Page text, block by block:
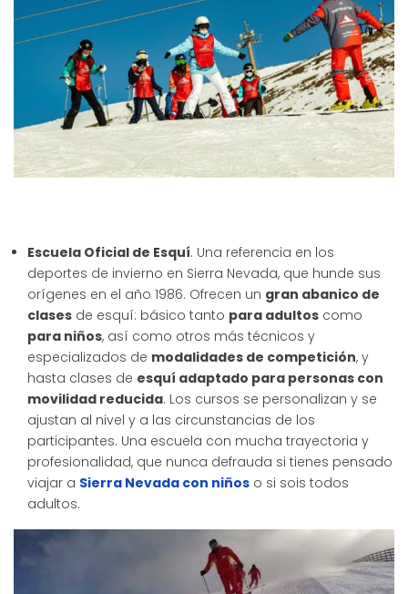
Escuela Oficial de Esquí. Una referencia en los
deportes de invierno en Sierra Nevada, que hunde sus
orígenes en el año 1986. Ofrecen un gran abanico de
clases de esquí: básico tanto para adultos como
para niños, así como otros más técnicos y
especializados de modalidades de competición, y
hasta clases de esquí adaptado para personas con
movilidad reducida. Los cursos se personalizan y se
ajustan al nivel y a las circunstancias de los
participantes. Una escuela con mucha trayectoria y
profesionalidad, que nunca defrauda si tienes pensado
viajar a Sierra Nevada con niños o si sois todos
adultos.